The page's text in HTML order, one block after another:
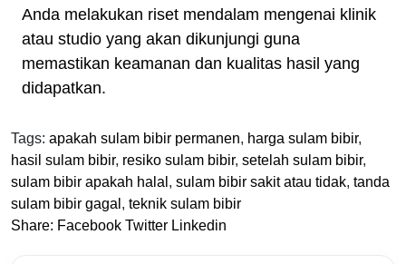
Anda melakukan riset mendalam mengenai klinik
atau studio yang akan dikunjungi guna
memastikan keamanan dan kualitas hasil yang
didapatkan.
Tags: apakah sulam bibir permanen, harga sulam bibir,
hasil sulam bibir, resiko sulam bibir, setelah sulam bibir,
sulam bibir apakah halal , sulam bibir sakit atau tidak, tanda
sulam bibir gagal , teknik sulam bibir
Share: Facebook Twitter Linkedin